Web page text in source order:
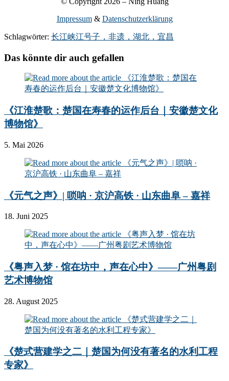
Impressum& Datenschutzerklärung
Schlagwörter: 长江峡江号子，非遗，湖北，宜昌
Das könnte dir auch gefallen
《江淮楚歌：楚国在寿春的运作后台｜安徽楚文化
博物馆》
5. Mai 2026
《元气之声》| 唢呐 · 京沪高铁 · 山东曲阜 – 嘉祥
18. Juni 2025
《粤声入梦 · 馆在坊中，声在心中》——广州粤剧
艺术博物馆
28. August 2025
《楚式营建学之二｜楚国为何没有著名的水利工程
专家》